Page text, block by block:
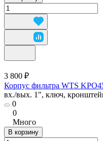
3 800 ₽
Корпус фильтра WTS
вх./вых. 1", ключ,
0
0
Много
В корзину